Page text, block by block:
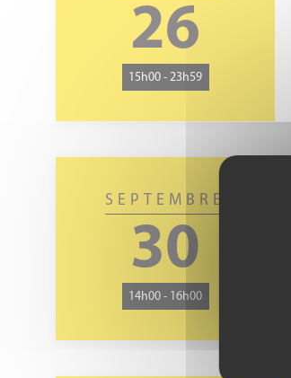
26
15h00 - 23h59
SEPTEMBRE
30
14h00 - 16h00
araignées